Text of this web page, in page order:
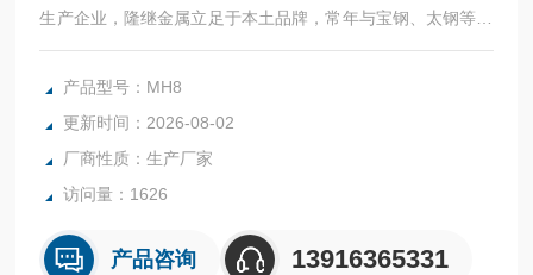
生产企业，隆继金属立足于本土品牌，常年与宝钢、太钢等合
作，法国奥博杜瓦、美国熔炉斯伯、美国斯穆集团等世界为国
内各大加工制造企业提供高性能金属材料。咨询： 怎么读 MH
产品型号：MH8
更新时间：2026-08-02
厂商性质：生产厂家
访问量：1626
产品咨询 13916365331